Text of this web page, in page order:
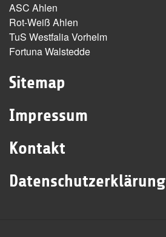
ASC Ahlen
Rot-Weiß Ahlen
TuS Westfalia Vorhelm
Fortuna Walstedde
Sitemap
Impressum
Kontakt
Datenschutzerklärung